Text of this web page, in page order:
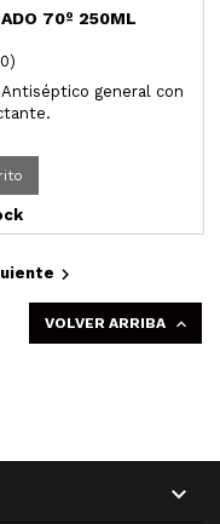
70º 250ML
general con

VOLVER ARRIBA 
